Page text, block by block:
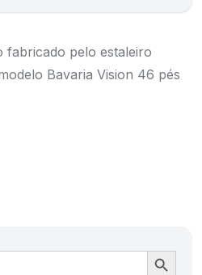
fabricado pelo estaleiro
Bavaria Vision 46 pés
Ir